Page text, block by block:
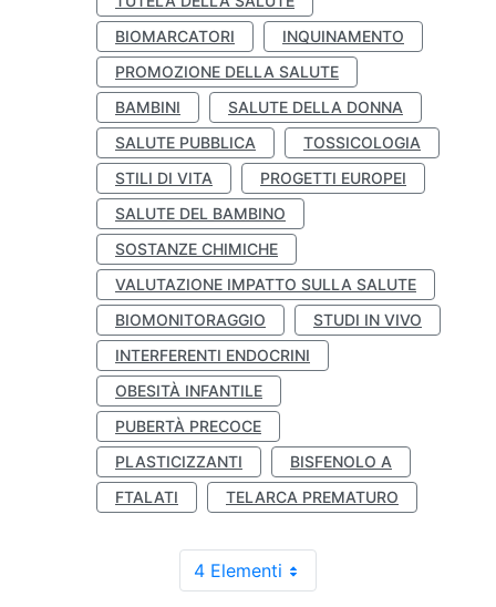
BIOMARCATORI
INQUINAMENTO
PROMOZIONE DELLA SALUTE
BAMBINI
SALUTE DELLA DONNA
SALUTE PUBBLICA
TOSSICOLOGIA
STILI DI VITA
PROGETTI EUROPEI
SALUTE DEL BAMBINO
SOSTANZE CHIMICHE
VALUTAZIONE IMPATTO SULLA SALUTE
BIOMONITORAGGIO
STUDI IN VIVO
INTERFERENTI ENDOCRINI
OBESITÀ INFANTILE
PUBERTÀ PRECOCE
PLASTICIZZANTI
BISFENOLO A
FTALATI
TELARCA PREMATURO
4 Elementi